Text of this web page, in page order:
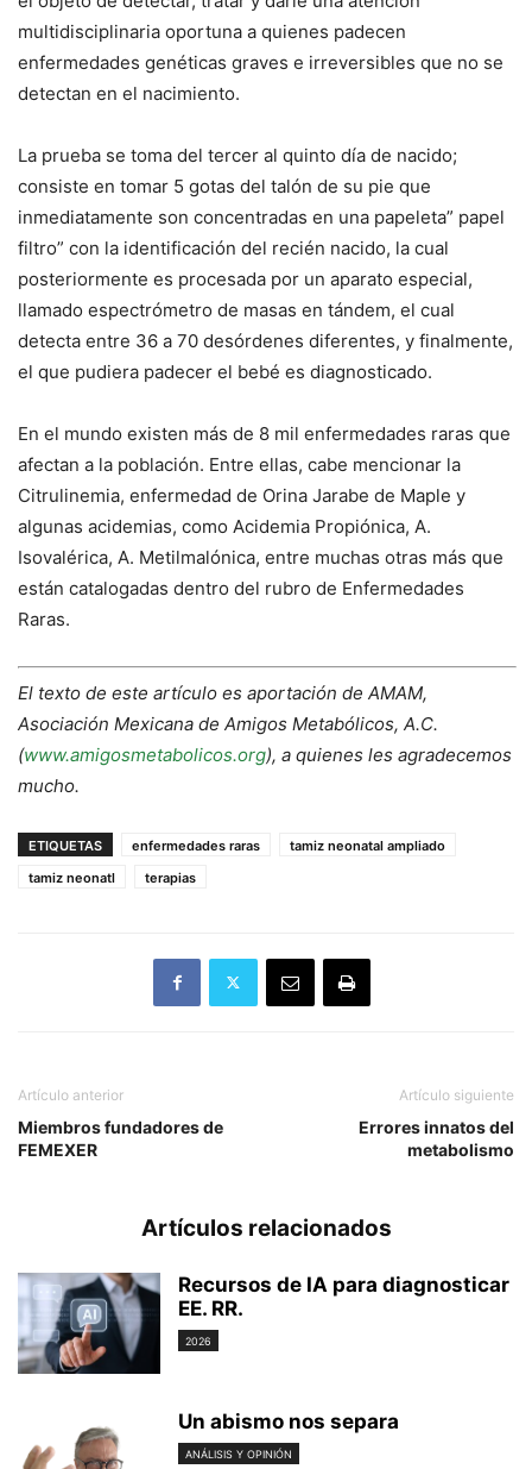
multidisciplinaria oportuna a quienes padecen
enfermedades genéticas graves e irreversibles que no se
detectan en el nacimiento.
La prueba se toma del tercer al quinto día de nacido;
consiste en tomar 5 gotas del talón de su pie que
inmediatamente son concentradas en una papeleta” papel
filtro” con la identificación del recién nacido, la cual
posteriormente es procesada por un aparato especial,
llamado espectrómetro de masas en tándem, el cual
detecta entre 36 a 70 desórdenes diferentes, y finalmente,
el que pudiera padecer el bebé es diagnosticado.
En el mundo existen más de 8 mil enfermedades raras que
afectan a la población. Entre ellas, cabe mencionar la
Citrulinemia, enfermedad de Orina Jarabe de Maple y
algunas acidemias, como Acidemia Propiónica, A.
Isovalérica, A. Metilmalónica, entre muchas otras más que
están catalogadas dentro del rubro de Enfermedades
Raras.
El texto de este artículo es aportación de AMAM,
Asociación Mexicana de Amigos Metabólicos, A.C.
(www.amigosmetabolicos.org), a quienes les agradecemos
mucho.
ETIQUETAS enfermedades raras
tamiz neonatal ampliado
tamiz neonatl
terapias
Artículo anterior
Miembros fundadores de
FEMEXER
Artículo siguiente
Errores innatos del
metabolismo
Artículos relacionados
Recursos de IA para diagnosticar
EE. RR.
2026
Un abismo nos separa
ANÁLISIS Y OPINIÓN